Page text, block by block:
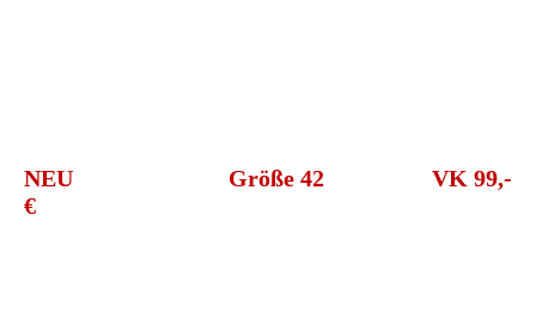
NEU Größe 42 VK 99,-
€